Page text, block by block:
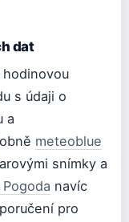
dat
hodinovou
s údaji o
a
meteoblue
snímky a
navíc
pro